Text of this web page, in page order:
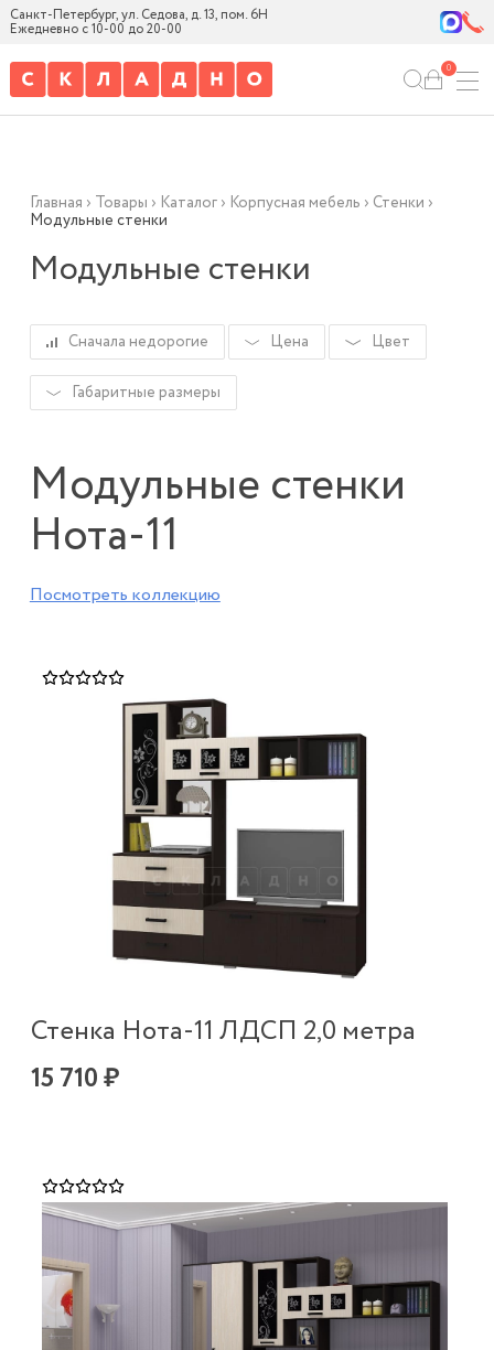
Санкт-Петербург, ул. Седова, д. 13, пом. 6Н
Ежедневно с 10-00 до 20-00
0
Главная › Товары › Каталог› Корпусная мебель › Стенки ›
Модульные стенки
Модульные стенки
Сначала недорогие Цена Цвет
Габаритные размеры
Модульные стенки
Нота-11
Посмотреть коллекцию
Стенка Нота-11 ЛДСП 2,0 метра
15 710 ₽